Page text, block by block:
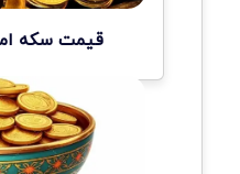
قیمت سکه امروز 31